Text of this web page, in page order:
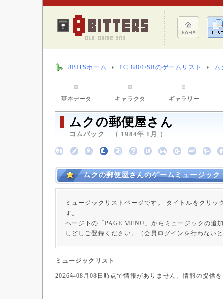
8BITSホーム PC-8801/SRのゲームリスト ム
基本データ キャラクタ ギャラリー
ムクの郵便屋さん
コムパック （ 1984年 1月 ）
ムクの郵便屋さんのゲームミュージック
ミュージックリストページです。 タイトルをクリッ
す。
ページ下の「PAGE MENU」からミュージックの追
しどしご登録ください。（会員ログインを行わない
ミュージックリスト
2026年08月08日時点で情報がありません。情報の提供を